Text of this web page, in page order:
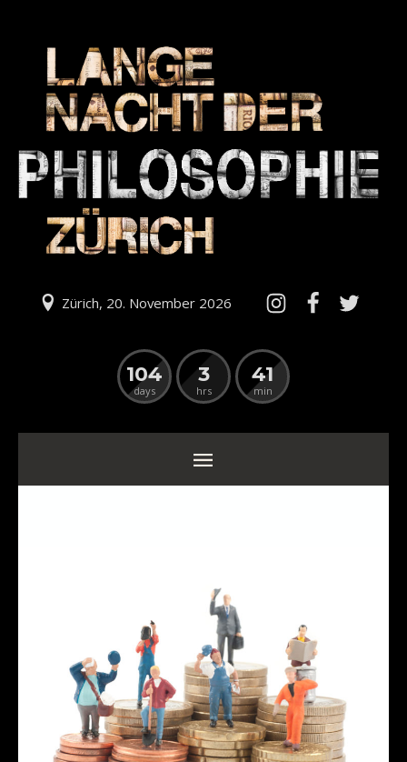
Zürich, 20. November 2026
104
days
3
hrs
41
min